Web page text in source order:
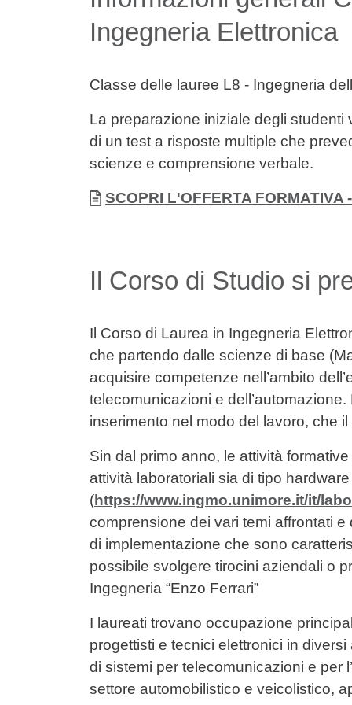
Ingegneria Elettronica
Classe delle lauree L8 - Ingegneria
La preparazione iniziale degli
di un test a risposte multiple che
scienze e comprensione verbale.
Allegati
Documento
SCOPRI L'OFFERTA FORMATIVA
Il Corso di Studio si
Il Corso di Laurea in Ingegneria
che partendo dalle scienze di base
acquisire competenze nell’ambito
telecomunicazioni e
inserimento nel modo del lavoro, che
Sin dal primo anno, le attività
attività laboratoriali sia di tipo
(https://www.ingmo.unimore.it/it/
comprensione dei vari temi affrontati
di implementazione che sono
possibile svolgere tirocini aziendali o
Ingegneria “Enzo Ferrari”
I laureati trovano occupazione
progettisti e tecnici elettronici in
di sistemi per telecomunicazioni e per
settore automobilistico e veicolistico,